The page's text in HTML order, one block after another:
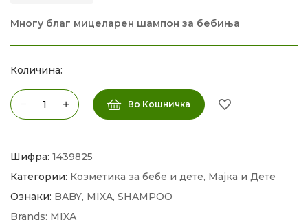
Многу благ мицеларен шампон за бебиња
Количина:
Во Кошничка
Шифра: 1439825
Категории: Козметика за бебе и дете, Мајка и Дете
Ознаки: BABY, MIXA, SHAMPOO
Brands: MIXA